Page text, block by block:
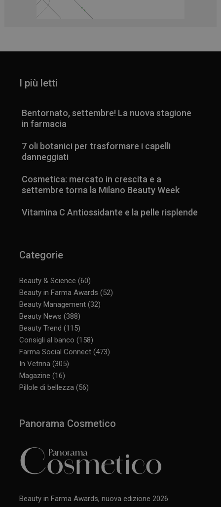
I più letti
Bentornato, settembre! La nuova stagione
in farmacia
7 oli botanici per trasformare i capelli
danneggiati
Cosmetica: mercato in crescita e a
settembre torna la Milano Beauty Week
Vitamina C Antiossidante e la pelle risplende
Categorie
Beauty & Science (60)
Beauty in Farma Awards (52)
Beauty Management (32)
Beauty News (388)
Beauty Trend (115)
Consigli al banco (158)
Farma Social Connect (473)
In Vetrina (305)
Magazine (16)
Pillole di bellezza (56)
Panorama Cosmetico
Beauty in Farma Awards, nuova edizione 2026